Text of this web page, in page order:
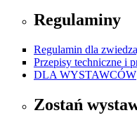
Regulaminy
Regulamin dla
Przepisy techniczne i
DLA WYSTAWCÓW
Zostań